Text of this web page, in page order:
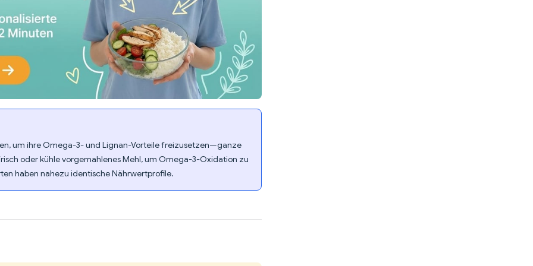
um ihre Omega-3- und Lignan-Vorteile freizusetzen—ganze
oder kühle vorgemahlenes Mehl, um Omega-3-Oxidation zu
haben nahezu identische Nährwertprofile.